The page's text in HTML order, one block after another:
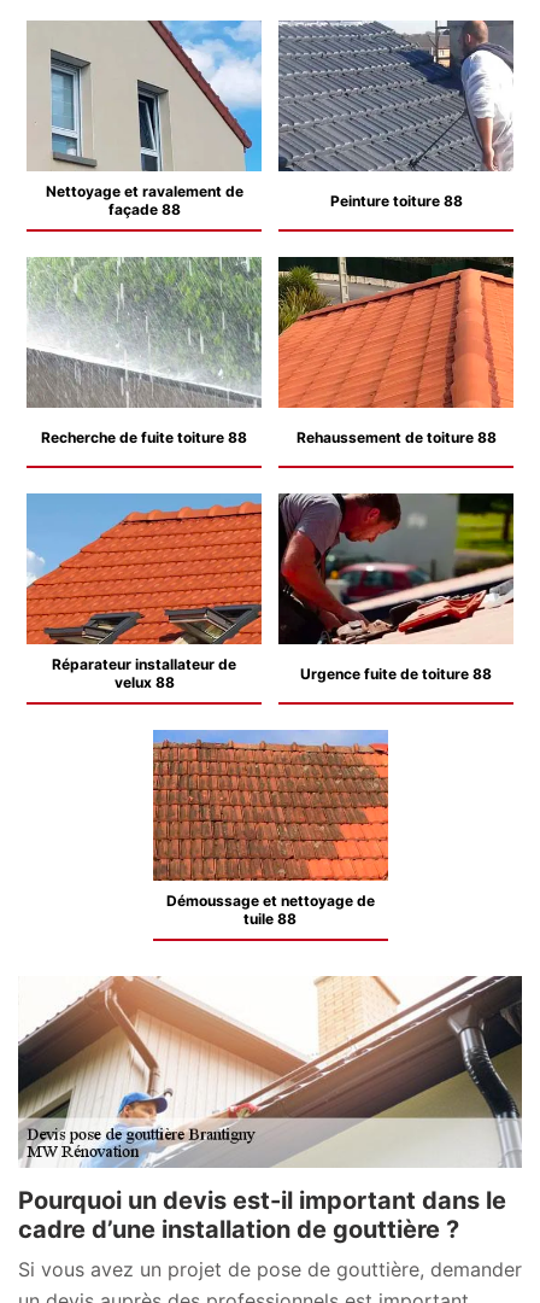
Nettoyage et ravalement de
façade 88
Peinture toiture 88
Recherche de fuite toiture 88 Rehaussement de toiture 88
Réparateur installateur de
velux 88
Urgence fuite de toiture 88
Démoussage et nettoyage de
tuile 88
Pourquoi un devis est-il important dans le
cadre d’une installation de gouttière ?
Si vous avez un projet de pose de gouttière, demander